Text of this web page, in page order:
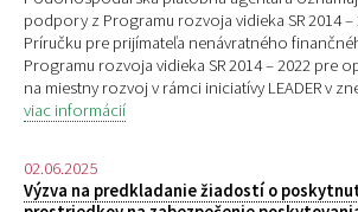
podpory z Programu rozvoja vidieka SR 2014 –
Príručku pre prijímateľa nenávratného
Programu rozvoja vidieka SR 2014 – 2022 pre
na miestny rozvoj v rámci iniciatívy LEADER v
viac informácií
02.06.2025
Výzva na predkladanie žiadostí o